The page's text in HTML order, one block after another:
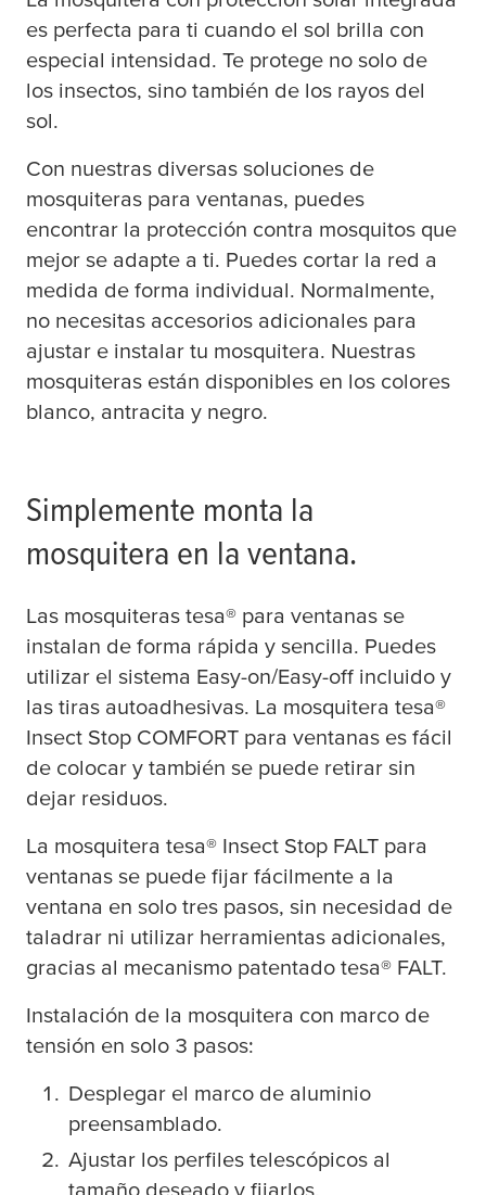
es perfecta para ti cuando el sol brilla con
especial intensidad. Te protege no solo de
los insectos, sino también de los rayos del
sol.
Con nuestras diversas soluciones de
mosquiteras para ventanas, puedes
encontrar la protección contra mosquitos que
mejor se adapte a ti. Puedes cortar la red a
medida de forma individual. Normalmente,
no necesitas accesorios adicionales para
ajustar e instalar tu mosquitera. Nuestras
mosquiteras están disponibles en los colores
blanco, antracita y negro.
Simplemente monta la
mosquitera en la ventana.
Las mosquiteras tesa® para ventanas se
instalan de forma rápida y sencilla. Puedes
utilizar el sistema Easy-on/Easy-off incluido y
las tiras autoadhesivas. La mosquitera tesa®
Insect Stop COMFORT para ventanas es fácil
de colocar y también se puede retirar sin
dejar residuos.
La mosquitera tesa® Insect Stop FALT para
ventanas se puede fijar fácilmente a la
ventana en solo tres pasos, sin necesidad de
taladrar ni utilizar herramientas adicionales,
gracias al mecanismo patentado tesa® FALT.
Instalación de la mosquitera con marco de
tensión en solo 3 pasos:
Desplegar el marco de aluminio
preensamblado.
Ajustar los perfiles telescópicos al
tamaño deseado y fijarlos.